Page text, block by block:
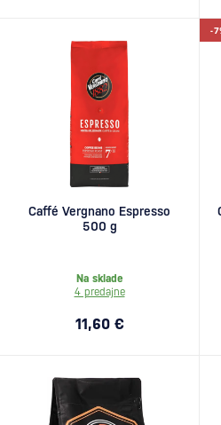
Caffé Vergnano Espresso
500 g
Na sklade
4 predajne
11,60 €
-